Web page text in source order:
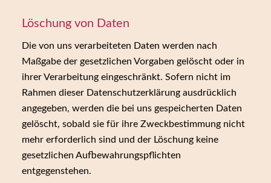
Löschung von Daten
Die von uns verarbeiteten Daten werden nach
Maßgabe der gesetzlichen Vorgaben gelöscht oder in
ihrer Verarbeitung eingeschränkt. Sofern nicht im
Rahmen dieser Datenschutzerklärung ausdrücklich
angegeben, werden die bei uns gespeicherten Daten
gelöscht, sobald sie für ihre Zweckbestimmung nicht
mehr erforderlich sind und der Löschung keine
gesetzlichen Aufbewahrungspflichten
entgegenstehen.